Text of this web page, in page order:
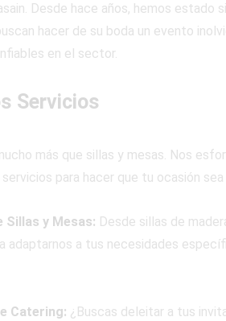
Desde hace años, hemos
hacer de su boda un evento
en el sector.
Servicios
más que sillas y mesas. Nos
para hacer que tu ocasión
Sillas y Mesas: Desde sillas de
adaptarnos a tus necesidades
Catering: ¿Buscas deleitar a tus